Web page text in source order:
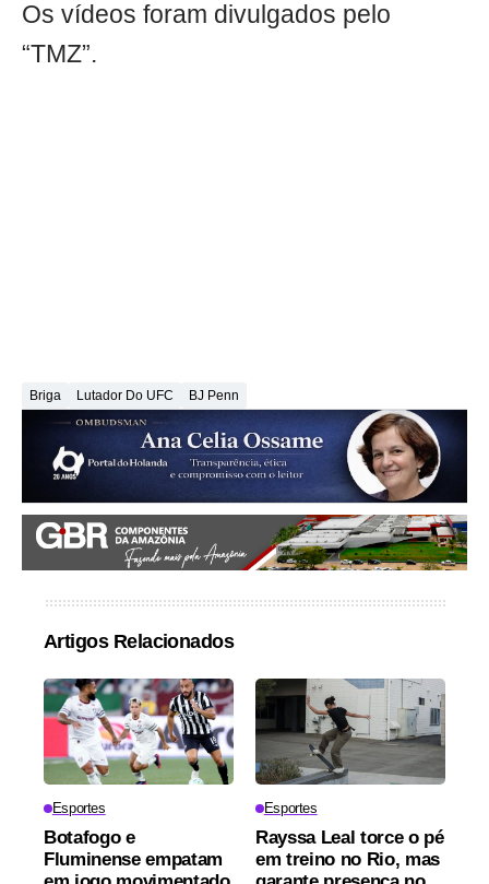
Os vídeos foram divulgados pelo
“TMZ”.
Briga Lutador Do UFC BJ Penn
Artigos Relacionados
Esportes
Botafogo e
Fluminense empatam
Esportes
Rayssa Leal torce o pé
em treino no Rio, mas